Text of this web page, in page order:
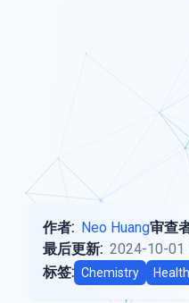
作者: Neo Huang审查
最后更新: 2024-10-01
标签: Chemistry Health